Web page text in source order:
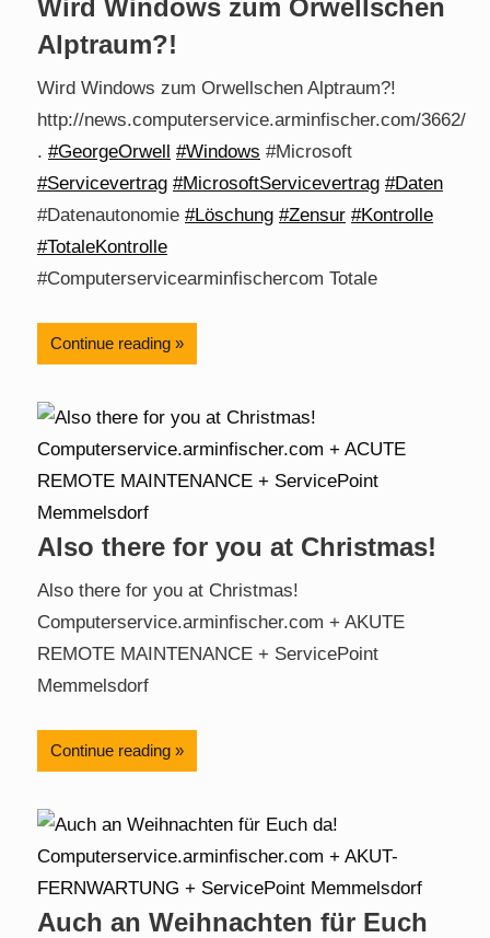
Wird Windows zum Orwellschen
Alptraum?!
Wird Windows zum Orwellschen Alptraum?!
http://news.computerservice.arminfischer.com/3662/
. #GeorgeOrwell #Windows #Microsoft
#Servicevertrag #MicrosoftServicevertrag #Daten
#Datenautonomie #Löschung #Zensur #Kontrolle
#TotaleKontrolle
#Computerservicearminfischercom Totale
Continue reading
Also there for you at Christmas!
Also there for you at Christmas!
Computerservice.arminfischer.com + AKUTE
REMOTE MAINTENANCE + ServicePoint
Memmelsdorf
Continue reading
Auch an Weihnachten für Euch